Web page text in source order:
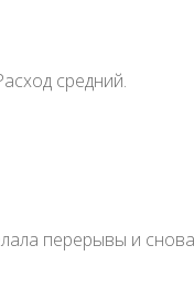
средний.
перерывы и